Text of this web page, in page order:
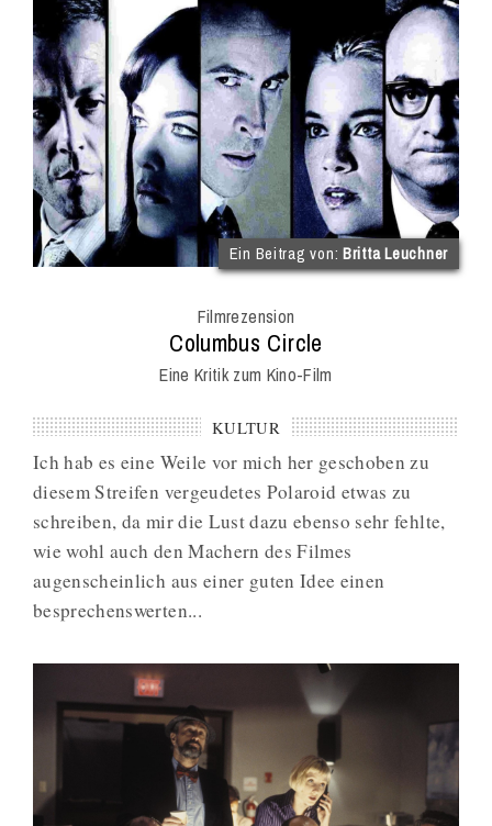
Ein Beitrag von:Britta Leuchner
Filmrezension
:
Columbus Circle
Eine Kritik zum Kino-Film
KULTUR
Ich hab es eine Weile vor mich her geschoben zu
diesem Streifen vergeudetes Polaroid etwas zu
schreiben, da mir die Lust dazu ebenso sehr fehlte,
wie wohl auch den Machern des Filmes
augenscheinlich aus einer guten Idee einen
besprechenswerten...